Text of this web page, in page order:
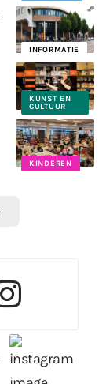
INFORMATIE
KUNST EN
CULTUUR
KINDEREN